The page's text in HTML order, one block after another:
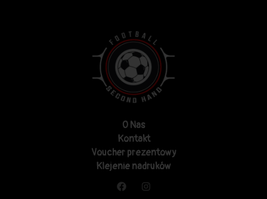
O Nas
Kontakt
Voucher prezentowy
Klejenie nadruków